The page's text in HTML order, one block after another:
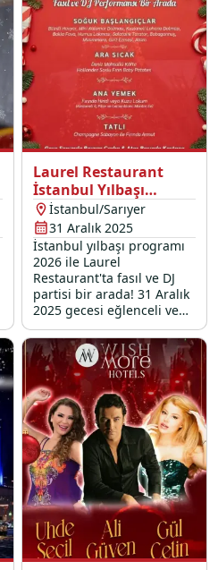
Laurel Restaurant
İstanbul Yılbaşı
Programı 2026
İstanbul/Sarıyer
31 Aralık 2025
İstanbul yılbaşı programı
2026 ile Laurel
Restaurant'ta fasıl ve DJ
partisi bir arada! 31 Aralık
2025 gecesi eğlenceli ve
lezzet şöleni ile dolu bir
programda yeriniz almak
için hemen rezervasyon
yapın.